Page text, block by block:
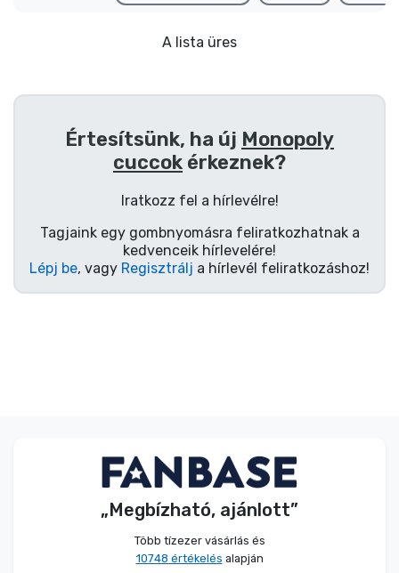
A lista üres
Értesítsünk, ha új Monopoly
cuccok érkeznek?
Iratkozz fel a hírlevélre!
Tagjaink egy gombnyomásra feliratkozhatnak a
kedvenceik hírlevelére!
Lépj be, vagy Regisztrálj a hírlevél feliratkozáshoz!
„Megbízható, ajánlott”
Több tízezer vásárlás és
10748 értékelés alapján
Filmes cuccok
Animés cuccok
Terméktípusok